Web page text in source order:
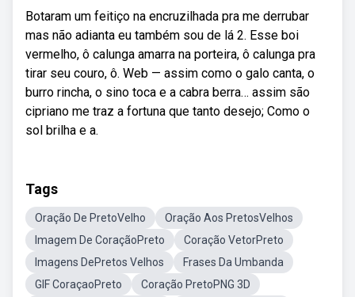
Botaram um feitiço na encruzilhada pra me derrubar
mas não adianta eu também sou de lá 2. Esse boi
vermelho, ô calunga amarra na porteira, ô calunga pra
tirar seu couro, ô. Web — assim como o galo canta, o
burro rincha, o sino toca e a cabra berra… assim são
cipriano me traz a fortuna que tanto desejo; Como o
sol brilha e a.
Tags
Oração De PretoVelho
Oração Aos PretosVelhos
Imagem De CoraçãoPreto
Coração VetorPreto
Imagens DePretos Velhos
Frases Da Umbanda
GIF CoraçaoPreto
Coração PretoPNG 3D